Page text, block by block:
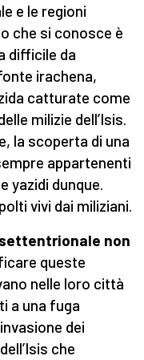
e le regioni
che si conosce è
difficile da
irachena,
catturate come
milizie dell’Isis.
la scoperta di una
appartenenti
yazidi dunque.
vivi dai miliziani.
non
queste
nelle loro città
a una fuga
dei
che